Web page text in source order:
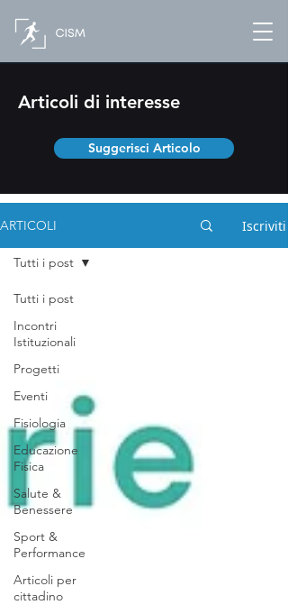
Articoli di interesse
Suggerisci Articolo
ARTICOLI Iscriviti
Tutti i post
Incontri
Istituzionali
Progetti
Eventi
Fisiologia
Educazione
Fisica
Salute &
Benessere
Sport &
Performance
Articoli per
cittadino
Tutti i post